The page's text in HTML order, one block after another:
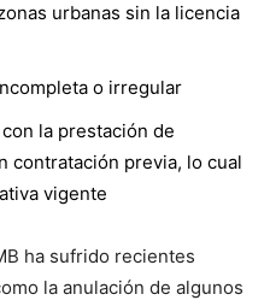
urbanas sin la licencia
o irregular
la prestación de
contratación previa, lo cual
vigente
ha sufrido recientes
la anulación de algunos